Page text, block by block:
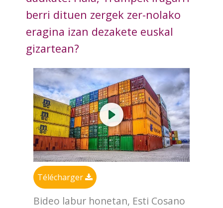
berri dituen zergek zer-nolako
eragina izan dezakete euskal
gizartean?
Télécharger
Bideo labur honetan, Esti Cosano